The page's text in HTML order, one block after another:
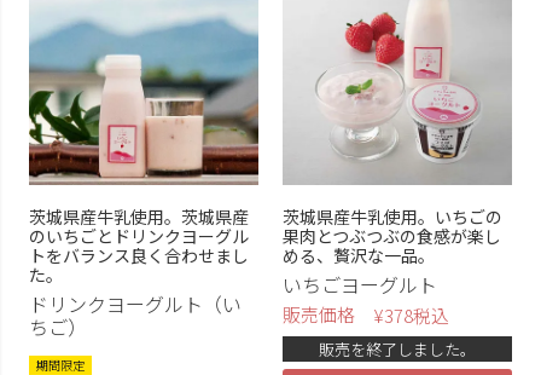
茨城県産牛乳使用。茨城県産
のいちごとドリンクヨーグル
トをバランス良く合わせまし
た。
ドリンクヨーグルト（い
ちご）
期間限定
茨城県産牛乳使用。いちごの
果肉とつぶつぶの食感が楽し
める、贅沢な一品。
いちごヨーグルト
販売価格 ¥378税込
販売を終了しました。